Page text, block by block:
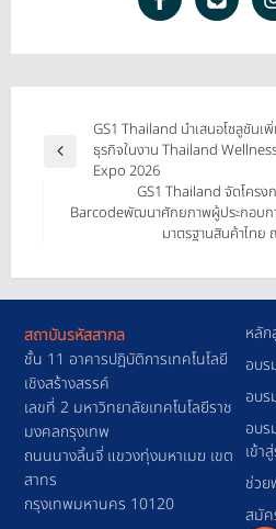
GS1 Thailand นำเสนอโซลูชันเ
ธุรกิจในงาน Thailand
Expo 2026
GS1 Thailand จัดโครง
Barcodeพัฒนาศักยภาพผู้ประกอบก
มาตรฐานสินค้าไทย
หลัก
อบร
อบร
อบร
เข้า
ช่วย
สมัค
สถาบันรหัสสากล
ชั้น 11 อาคารปฎิบัติการเทคโนโลยี
เชิงสร้างสรรค์
เลขที่ 2 มหาวิทยาลัยเทคโนโลยีราช
มงคลกรุงเทพ
ถนนนางลิ้นจี่ แขวงทุ่งมหาเมฆ เขต
สาทร
กรุงเทพมหานคร 10120